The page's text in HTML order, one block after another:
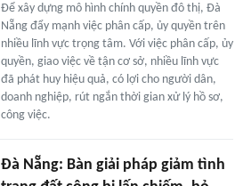
Để xây dựng mô hình chính quyền đô thị, Đà
Nẵng đẩy mạnh việc phân cấp, ủy quyền trên
nhiều lĩnh vực trọng tâm. Với việc phân cấp, ủy
quyền, giao việc về tận cơ sở, nhiều lĩnh vực
đã phát huy hiệu quả, có lợi cho người dân,
doanh nghiệp, rút ngắn thời gian xử lý hồ sơ,
công việc.
Đà Nẵng: Bàn giải pháp giảm tình